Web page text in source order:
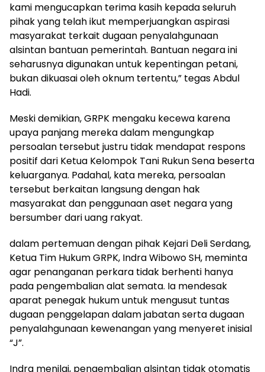
kami mengucapkan terima kasih kepada seluruh
pihak yang telah ikut memperjuangkan aspirasi
masyarakat terkait dugaan penyalahgunaan
alsintan bantuan pemerintah. Bantuan negara ini
seharusnya digunakan untuk kepentingan petani,
bukan dikuasai oleh oknum tertentu,” tegas Abdul
Hadi.
Meski demikian, GRPK mengaku kecewa karena
upaya panjang mereka dalam mengungkap
persoalan tersebut justru tidak mendapat respons
positif dari Ketua Kelompok Tani Rukun Sena beserta
keluarganya. Padahal, kata mereka, persoalan
tersebut berkaitan langsung dengan hak
masyarakat dan penggunaan aset negara yang
bersumber dari uang rakyat.
dalam pertemuan dengan pihak Kejari Deli Serdang,
Ketua Tim Hukum GRPK, Indra Wibowo SH, meminta
agar penanganan perkara tidak berhenti hanya
pada pengembalian alat semata. Ia mendesak
aparat penegak hukum untuk mengusut tuntas
dugaan penggelapan dalam jabatan serta dugaan
penyalahgunaan kewenangan yang menyeret inisial
“J”.
Indra menilai, pengembalian alsintan tidak otomatis